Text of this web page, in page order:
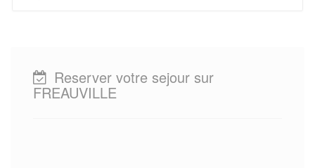
Reserver votre sejour sur
FREAUVILLE